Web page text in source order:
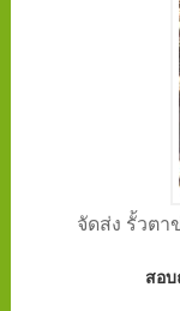
จัดส่ง รั้วตา
สอ